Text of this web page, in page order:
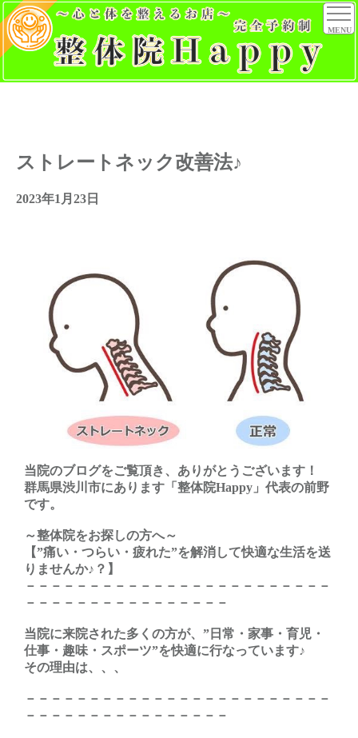
MENU
ストレートネック改善法♪
2023年1月23日
当院のブログをご覧頂き、ありがとうございます！
群馬県渋川市にあります「整体院Happy」代表の前野
です。
～整体院をお探しの方へ～
【”痛い・つらい・疲れた”を解消して快適な生活を送
りませんか♪？】
－－－－－－－－－－－－－－－－－－－－－－－－
－－－－－－－－－－－－－－－－
当院に来院された多くの方が、”日常・家事・育児・
仕事・趣味・スポーツ”を快適に行なっています♪
その理由は、、、
－－－－－－－－－－－－－－－－－－－－－－－－
－－－－－－－－－－－－－－－－